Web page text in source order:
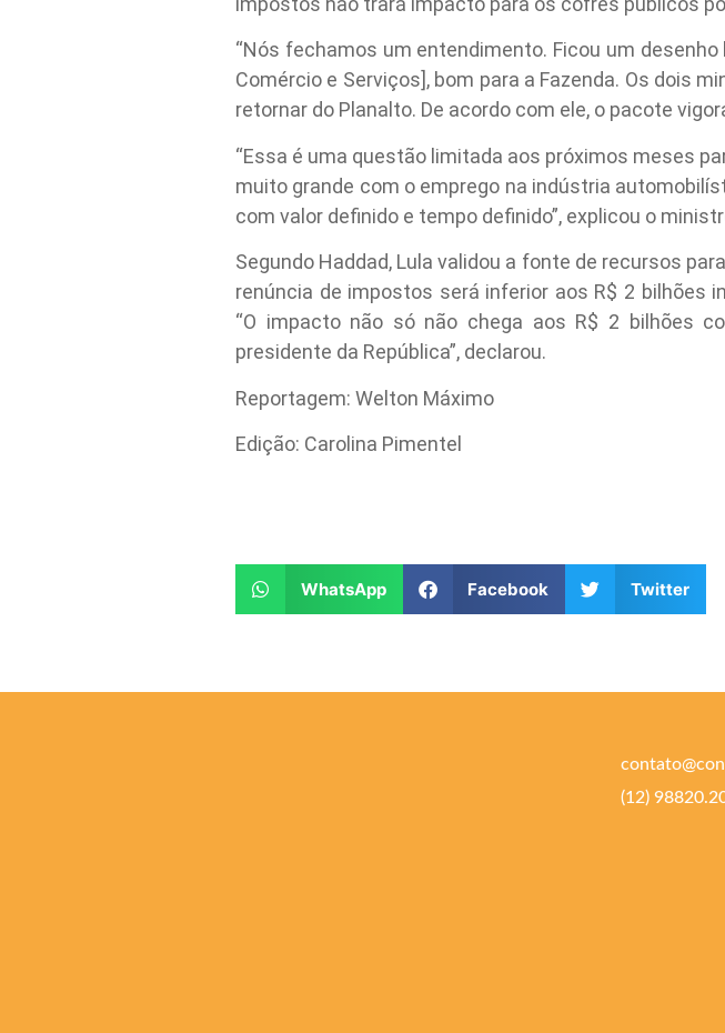
“Nós fechamos um entendimento. Ficou um
Comércio e Serviços], bom para a Fazenda. Os dois
retornar do Planalto. De acordo com ele, o pacote
“Essa é uma questão limitada aos próximos meses
muito grande com o emprego na indústria
com valor definido e tempo definido”, explicou o
Segundo Haddad, Lula validou a fonte de recursos
renúncia de impostos será inferior aos R$ 2 bilhões
“O impacto não só não chega aos R$ 2 bilhões
presidente da República”, declarou.
Reportagem: Welton Máximo
Edição: Carolina Pimentel
WhatsApp Facebook Twitter
(12)